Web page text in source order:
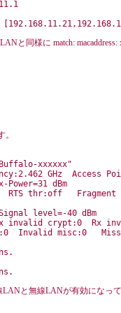
と同様に match:
xxxxxx"
GHz  Access
Power=31 dBm
RTS thr:off   Fragment
level=-40 dBm
invalid crypt:0  Rx
Invalid misc:0
と無線LANが有効になって